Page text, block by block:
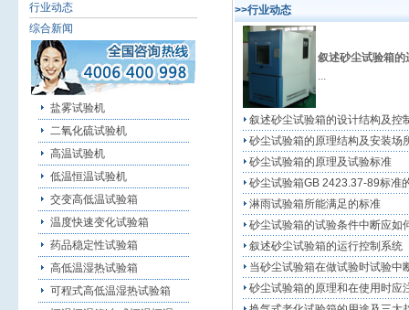
行业动态
综合新闻
盐雾试验机
二氧化硫试验机
高温试验机
低温恒温试验机
交变高低温试验箱
温度快速变化试验箱
药品稳定性试验箱
高低温湿热试验箱
可程式高低温湿热试验箱
>>行业动态
叙述砂尘试验箱的
...
叙述砂尘试验箱的设计结构及控
砂尘试验箱的原理结构及安装场
砂尘试验箱的原理及试验标准
砂尘试验箱GB 2423.37-89标准
淋雨试验箱所能满足的标准
砂尘试验箱的试验条件中断应如
叙述砂尘试验箱的运行控制系统
当砂尘试验箱在做试验时试验中
砂尘试验箱的原理和在使用时应